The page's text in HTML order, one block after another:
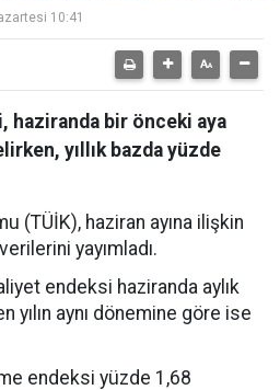
10:41
haziranda bir önceki aya
yıllık bazda yüzde
(TÜİK), haziran ayına ilişkin
yayımladı.
endeksi haziranda aylık
yılın aynı dönemine göre ise
endeksi yüzde 1,68